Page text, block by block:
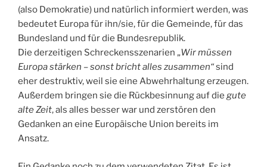
(also Demokratie) und natürlich informiert werden, was
bedeutet Europa für ihn/sie, für die Gemeinde, für das
Bundesland und für die Bundesrepublik.
Die derzeitigen Schreckensszenarien „Wir müssen
Europa stärken – sonst bricht alles zusammen“sind
eher destruktiv, weil sie eine Abwehrhaltung erzeugen.
Außerdem bringen sie die Rückbesinnung auf die gute
alte Zeit, als alles besser war und zerstören den
Gedanken an eine Europäische Union bereits im
Ansatz.